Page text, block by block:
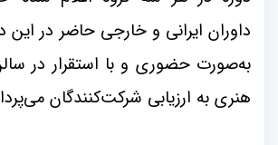
داوران ایرانی و خارجی حاضر در این
به‌صورت حضوری و با استقرار در
هنری به ارزیابی شرکت‌کنندگان